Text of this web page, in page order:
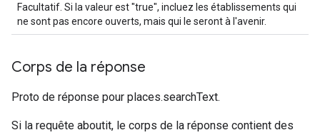
Facultatif. Si la valeur est "true", incluez les établissements qui
ne sont pas encore ouverts, mais qui le seront à l'avenir.
Corps de la réponse
Proto de réponse pour places.searchText.
Si la requête aboutit, le corps de la réponse contient des